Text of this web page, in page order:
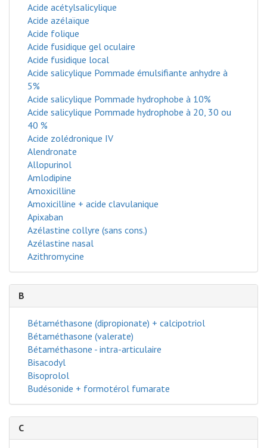
Acide acétylsalicylique
Acide azélaïque
Acide folique
Acide fusidique gel oculaire
Acide fusidique local
Acide salicylique Pommade émulsifiante anhydre à
5%
Acide salicylique Pommade hydrophobe à 10%
Acide salicylique Pommade hydrophobe à 20, 30 ou
40 %
Acide zolédronique IV
Alendronate
Allopurinol
Amlodipine
Amoxicilline
Amoxicilline + acide clavulanique
Apixaban
Azélastine collyre (sans cons.)
Azélastine nasal
Azithromycine
B
Bétaméthasone (dipropionate) + calcipotriol
Bétaméthasone (valerate)
Bétaméthasone - intra-articulaire
Bisacodyl
Bisoprolol
Budésonide + formotérol fumarate
C